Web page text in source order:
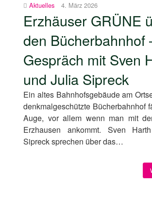
Aktuelles 4. März 2026
Erzhäuser GRÜNE
den Bücherbahnhof
Gespräch mit Sven
und Julia Sipreck
Ein altes Bahnhofsgebäude am
denkmalgeschützte Bücherbahnhof
Auge, vor allem wenn man mit
Erzhausen ankommt. Sven
Sipreck sprechen über das…